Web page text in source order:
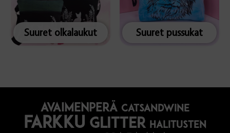
Suuret olkalaukut Suuret pussukat
avaimenperä catsandwine
farkku glitter halitusten